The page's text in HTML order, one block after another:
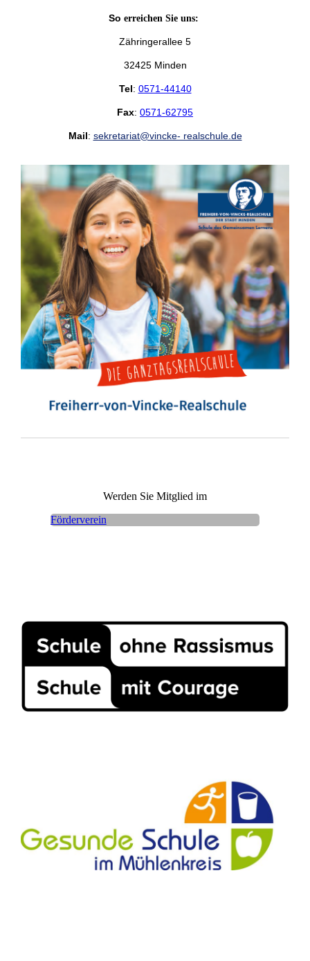
So erreichen Sie uns:
Zähringerallee 5
32425 Minden
Tel: 0571-44140
Fax: 0571-62795
Mail: sekretariat@vincke- realschule.de
Werden Sie Mitglied im
Förderverein